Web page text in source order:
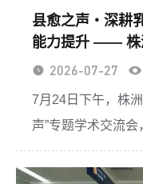
县愈之声・深耕
能力提升 —— 株
HER2+晚期乳腺
2026-07-27
7月24日下午，株
声”专题学术交流
进诊疗技术，科室
湖南省肿瘤医院胡